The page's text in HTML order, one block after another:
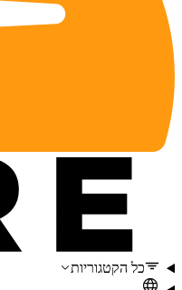
כל הקטגוריות